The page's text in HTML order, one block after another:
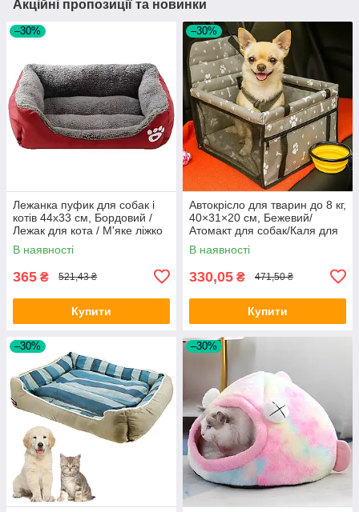
Акційні пропозиції та новинки
–30%
Лежанка пуфик для собак і
котів 44х33 см, Бордовий /
Лежак для кота / М'яке ліжко
для котів та собак
В наявності
365 ₴ 521,43 ₴
Купити
–30%
Автокрісло для тварин до 8 кг,
40×31×20 см, Бежевий/
Атомакт для собак/Каля для
перевезення тварин/Сумка-
переноска
В наявності
330,05 ₴ 471,50 ₴
Купити
–30% –30%